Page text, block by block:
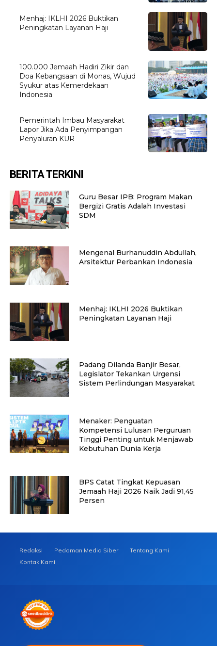
Menhaj: IKLHI 2026 Buktikan
Peningkatan Layanan Haji
100.000 Jemaah Hadiri Zikir dan
Doa Kebangsaan di Monas, Wujud
Syukur atas Kemerdekaan
Indonesia
Pemerintah Imbau Masyarakat
Lapor Jika Ada Penyimpangan
Penyaluran KUR
BERITA TERKINI
Guru Besar IPB: Program Makan
Bergizi Gratis Adalah Investasi
SDM
Mengenal Burhanuddin Abdullah,
Arsitektur Perbankan Indonesia
Menhaj: IKLHI 2026 Buktikan
Peningkatan Layanan Haji
Padang Dilanda Banjir Besar,
Legislator Tekankan Urgensi
Sistem Perlindungan Masyarakat
Menaker: Penguatan
Kompetensi Lulusan Perguruan
Tinggi Penting untuk Menjawab
Kebutuhan Dunia Kerja
BPS Catat Tingkat Kepuasan
Jemaah Haji 2026 Naik Jadi 91,45
Persen
Redaksi Pedoman Media Siber
Tentang Kami
Kontak Kami